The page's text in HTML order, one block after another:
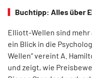
Buchtipp: Alles über
Elliott-Wellen sind mehr
ein Blick in die
Wellen“ vereint A.
und zeigt, wie